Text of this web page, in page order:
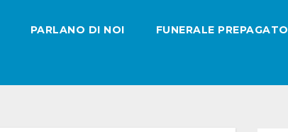
PARLANO DI NOI FUNERALE PREPAGATO